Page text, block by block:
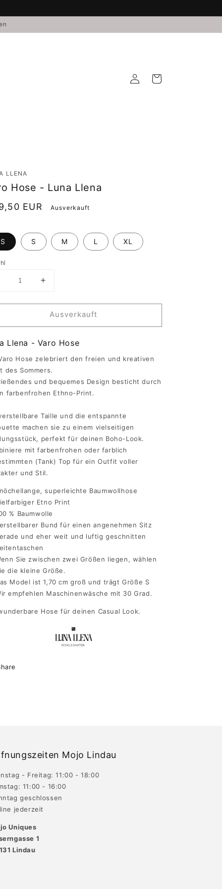
EinloggenWarenkorb
LLENA
Hose - Luna Llena
EUR Ausverkauft
S M L XL
Verringere
Erhöhe
Varo
Hose
Luna
Ausverkauft
Llena - Varo Hose
Hose zelebriert den freien und kreativen
des Sommers.
und bequemes Design besticht durch
farbenfrohen Ethno-Print.
Taille und die entspannte
machen sie zu einem vielseitigen
perfekt für deinen Boho-Look.
mit farbenfrohen oder farblich
(Tank) Top für ein Outfit voller
und Stil.
superleichte Baumwollhose
Etno Print
% Baumwolle
Bund für einen angenehmen Sitz
und eher weit und luftig geschnitten
Sie zwischen zwei Größen liegen, wählen
die kleine Größe.
Model ist 1,70 cm groß und trägt Größe S
empfehlen Maschinenwäsche mit 30 Grad.
Hose für deinen Casual Look.
Mojo Lindau
- Freitag: 11:00 - 18:00
11:00 - 16:00
geschlossen
jederzeit
Uniques
1
Lindau